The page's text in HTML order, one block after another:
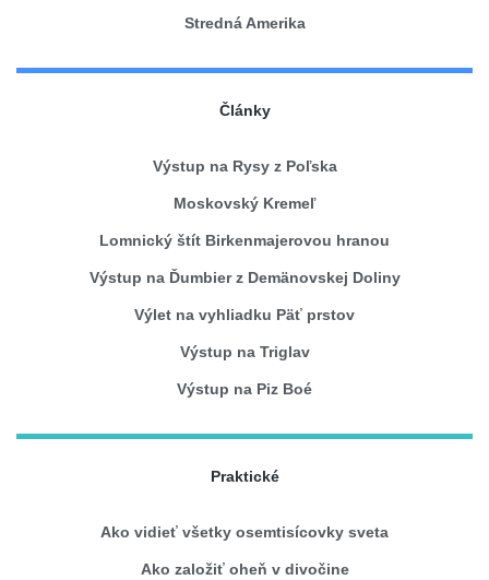
Stredná Amerika
Články
Výstup na Rysy z Poľska
Moskovský Kremeľ
Lomnický štít Birkenmajerovou hranou
Výstup na Ďumbier z Demänovskej Doliny
Výlet na vyhliadku Päť prstov
Výstup na Triglav
Výstup na Piz Boé
Praktické
Ako vidieť všetky osemtisícovky sveta
Ako založiť oheň v divočine